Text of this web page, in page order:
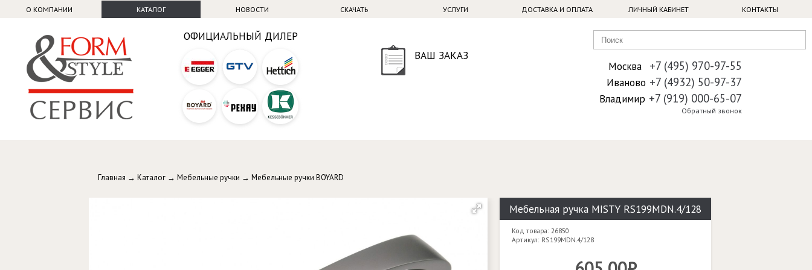
О КОМПАНИИ КАТАЛОГ НОВОСТИ СКАЧАТЬ УСЛУГИ ДОСТАВКА И ОПЛАТА ЛИЧНЫЙ КАБИНЕТ КОНТАКТЫ
ОФИЦИАЛЬНЫЙ ДИЛЕР
ВАШ ЗАКАЗ
Москва +7 (495) 970-97-55
Иваново +7 (4932) 50-97-37
Владимир +7 (919) 000-65-07
Обратный звонок
Главная → Каталог → Мебельные ручки → Мебельные ручки BOYARD
Мебельная ручка MISTY RS199MDN.4/128
Код товара: 26850
Артикул: RS199MDN.4/128